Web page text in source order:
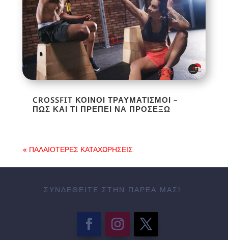
CROSSFIT ΚΟΙΝΟΊ ΤΡΑΥΜΑΤΙΣΜΟΊ –
ΠΩΣ ΚΑΙ ΤΙ ΠΡΈΠΕΙ ΝΑ ΠΡΟΣΈΞΩ
« ΠΑΛΑΙΌΤΕΡΕΣ ΚΑΤΑΧΩΡΉΣΕΙΣ
ΣΥΝΔΕΘΕΊΤΕ ΣΤΗΝ ΠΑΡΈΑ ΜΑΣ!